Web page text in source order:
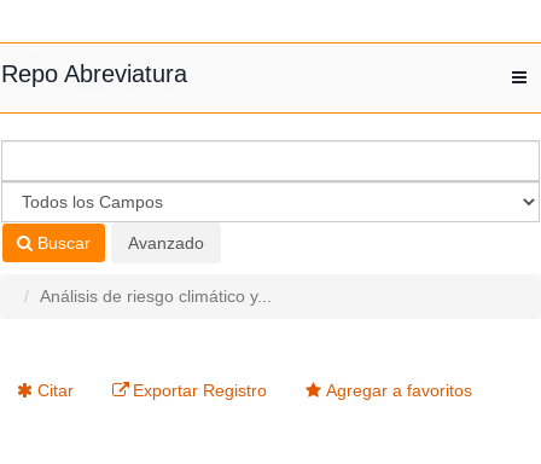
Repo Abreviatura
Buscar Avanzado
Análisis de riesgo climático y...
Citar Exportar Registro Agregar a favoritos